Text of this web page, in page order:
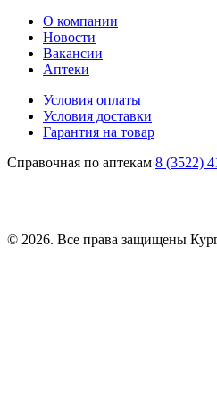
О компании
Новости
Вакансии
Аптеки
Условия оплаты
Условия доставки
Гарантия на товар
Справочная по аптекам 8 (3522)
© 2026. Все права защищены